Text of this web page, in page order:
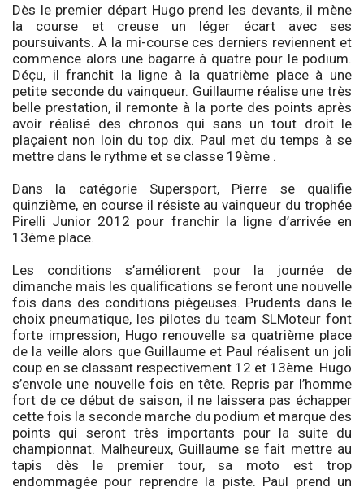
Dès le premier départ Hugo prend les devants, il mène
la course et creuse un léger écart avec ses
poursuivants. A la mi-course ces derniers reviennent et
commence alors une bagarre à quatre pour le podium.
Déçu, il franchit la ligne à la quatrième place à une
petite seconde du vainqueur. Guillaume réalise une très
belle prestation, il remonte à la porte des points après
avoir réalisé des chronos qui sans un tout droit le
plaçaient non loin du top dix. Paul met du temps à se
mettre dans le rythme et se classe 19ème .
Dans la catégorie Supersport, Pierre se qualifie
quinzième, en course il résiste au vainqueur du trophée
Pirelli Junior 2012 pour franchir la ligne d’arrivée en
13ème place.
Les conditions s’améliorent pour la journée de
dimanche mais les qualifications se feront une nouvelle
fois dans des conditions piégeuses. Prudents dans le
choix pneumatique, les pilotes du team SLMoteur font
forte impression, Hugo renouvelle sa quatrième place
de la veille alors que Guillaume et Paul réalisent un joli
coup en se classant respectivement 12 et 13ème. Hugo
s’envole une nouvelle fois en tête. Repris par l’homme
fort de ce début de saison, il ne laissera pas échapper
cette fois la seconde marche du podium et marque des
points qui seront très importants pour la suite du
championnat. Malheureux, Guillaume se fait mettre au
tapis dès le premier tour, sa moto est trop
endommagée pour reprendre la piste. Paul prend un